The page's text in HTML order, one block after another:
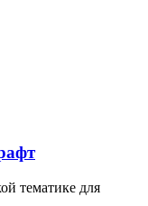
тематике для